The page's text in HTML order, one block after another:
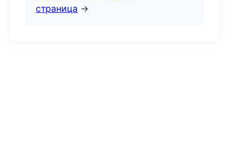
страница →